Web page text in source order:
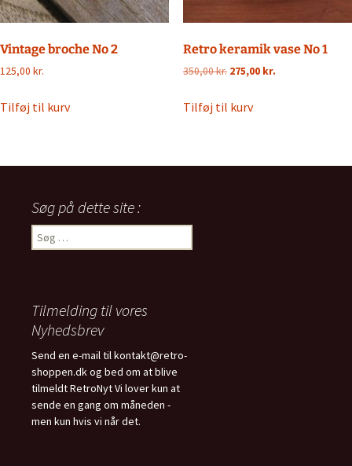
Vintage broche No 2
125,00 kr.
Tilføj til kurv
Retro keramik vase No 1
350,00kr. Den
pris
275,00 kr.Den
Tilføj til kurv
Søg på dette site :
Søg
efter:
Tilmelding til vores
Nyhedsbrev
Send en e-mail til kontakt@retro-
shoppen.dk og bed om at blive
tilmeldt RetroNyt Vi lover kun at
sende en gang om måneden -
men kun hvis vi når det.